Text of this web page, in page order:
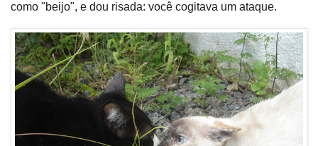
como "beijo", e dou risada: você cogitava um ataque.